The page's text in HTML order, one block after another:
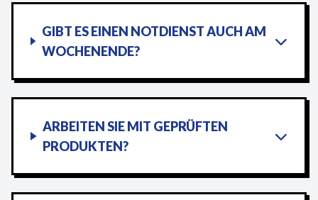
GIBT ES EINEN NOTDIENST AUCH AM
WOCHENENDE?
ARBEITEN SIE MIT GEPRÜFTEN
PRODUKTEN?